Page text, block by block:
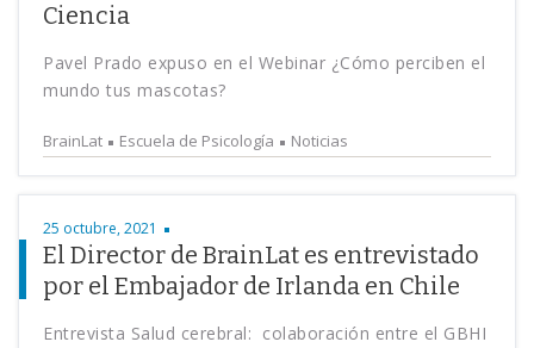
Ciencia
Pavel Prado expuso en el Webinar ¿Cómo perciben el
mundo tus mascotas?
BrainLat Escuela de Psicología Noticias
25 octubre, 2021
El Director de BrainLat es entrevistado
por el Embajador de Irlanda en Chile
Entrevista Salud cerebral: colaboración entre el GBHI